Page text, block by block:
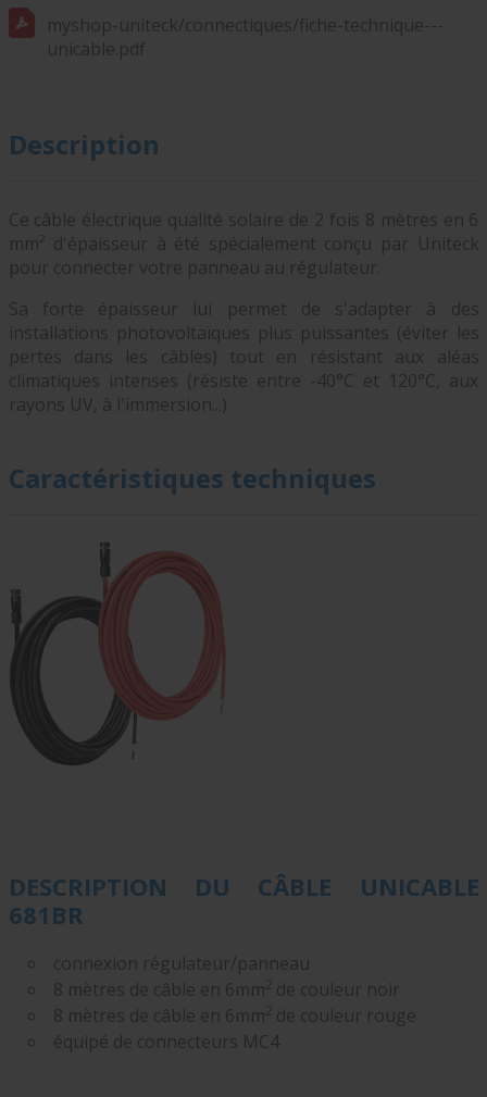
myshop-uniteck/connectiques/fiche-technique---
unicable.pdf
Description
Ce câble électrique qualité solaire de 2 fois 8 mètres en 6
mm² d'épaisseur à été spécialement conçu par Uniteck
pour connecter votre panneau au régulateur.
Sa forte épaisseur lui permet de s'adapter à des
installations photovoltaïques plus puissantes (éviter les
pertes dans les câbles) tout en résistant aux aléas
climatiques intenses (résiste entre -40°C et 120°C, aux
rayons UV, à l'immersion...).
Caractéristiques techniques
DESCRIPTION DU CÂBLE UNICABLE
681BR
connexion régulateur/panneau
8 mètres de câble en 6mm2 de couleur noir
8 mètres de câble en 6mm2 de couleur rouge
équipé de connecteurs MC4